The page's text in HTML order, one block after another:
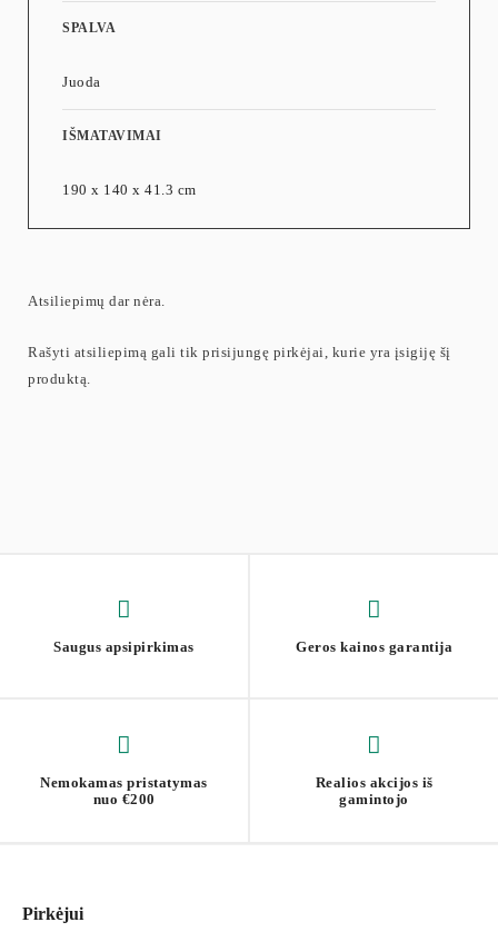
SPALVA
Juoda
IŠMATAVIMAI
190 x 140 x 41.3 cm
Atsiliepimų dar nėra.
Rašyti atsiliepimą gali tik prisijungę pirkėjai, kurie yra įsigiję šį
produktą.
Saugus apsipirkimas Geros kainos garantija
Nemokamas pristatymas
nuo €200
Realios akcijos iš
gamintojo
Pirkėjui